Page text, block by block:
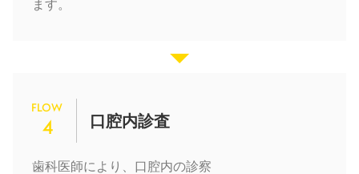
ます。
FLOW
4 口腔内診査
歯科医師により、口腔内の診察